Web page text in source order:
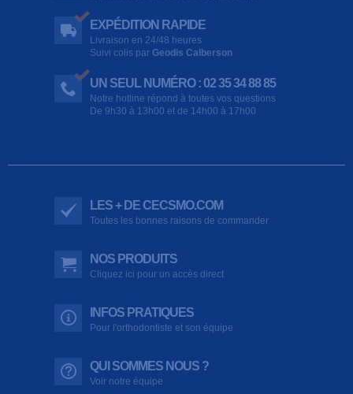
EXPÉDITION RAPIDE
Livraison en 24/48 heures
Suivi colis par Geodis Calberson
UN SEUL NUMÉRO : 02 35 34 88 85
Notre hotline répond à toutes vos questions
De 9h30 à 13h00 et de 14h00 à 17h00
LES + DE CECSMO.COM
Toutes les bonnes raisons de commander
NOS PRODUITS
Cliquez ici pour un accès direct
INFOS PRATIQUES
Pour l'orthodontiste et son équipe
QUI SOMMES NOUS ?
Voir notre équipe